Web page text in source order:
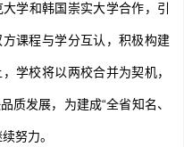
学和韩国崇实大学合作，引
课程与学分互认，积极构建
学校将以两校合并为契机，
质发展，为建成“全省知名、
努力。